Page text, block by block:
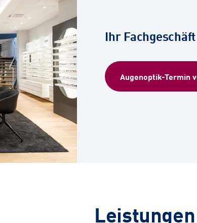
Ihr
Augenoptik-Termin